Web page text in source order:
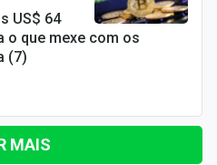
US$ 64
o que mexe com os
(7)
MAIS